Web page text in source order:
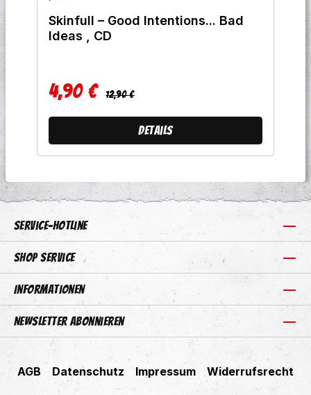
Skinfull ‎– Good Intentions... Bad
Ideas , CD
Verkaufspreis:
4,90 € Regulärer Preis:
12,90 €
Details
Service-Hotline
Shop Service
Informationen
Newsletter abonnieren
AGB Datenschutz Impressum Widerrufsrecht